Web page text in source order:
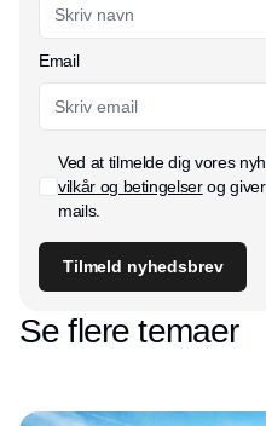
Email
Ved at tilmelde dig vores
vilkår og betingelserog giver
mails.
Tilmeld nyhedsbrev
Se flere temaer